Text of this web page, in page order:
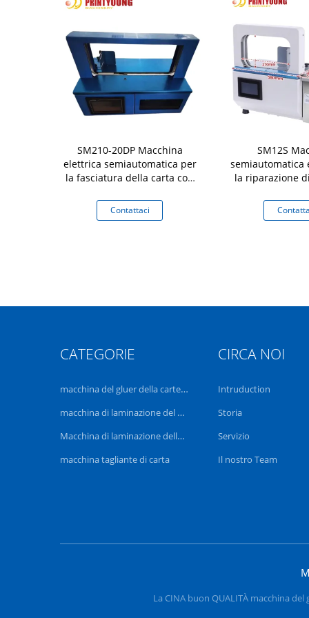
SM210-20DP Macchina
elettrica semiautomatica per
la fasciatura della carta con
da usare per tessili
Contattaci
SM12S
semiautomatica
la riparazione
scatola di
CATEGORIE
macchina del gluer della cartella
macchina di laminazione del film
Macchina di laminazione della flauto
macchina tagliante di carta
CIRCA NOI
Intruduction
Storia
Servizio
Il nostro Team
La CINA buon QUALITÀ macchina